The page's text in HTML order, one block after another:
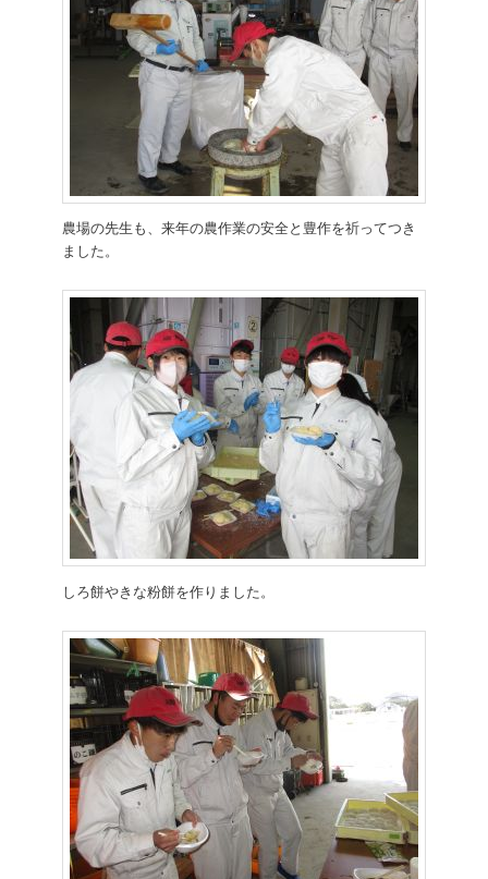
農場の先生も、来年の農作業の安全と豊作を祈ってつき
ました。
しろ餅やきな粉餅を作りました。